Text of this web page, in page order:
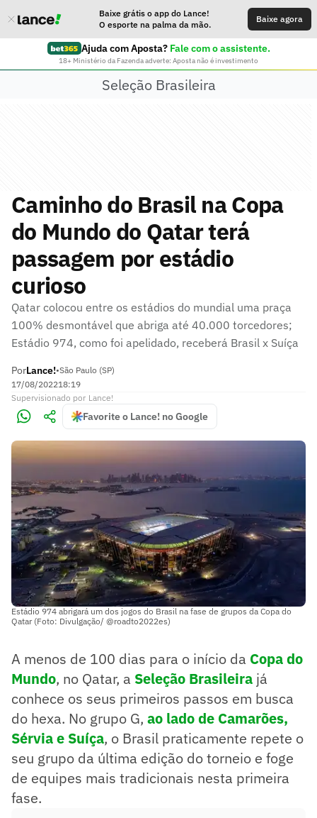
Baixe grátis o app do Lance!
O esporte na palma da mão.
Baixe agora
Ajuda com Aposta? Fale com o assistente.
18+ Ministério da Fazenda adverte: Aposta não é investimento
Seleção Brasileira
Caminho do Brasil na Copa
do Mundo do Qatar terá
passagem por estádio
curioso
Qatar colocou entre os estádios do mundial uma praça
100% desmontável que abriga até 40.000 torcedores;
Estádio 974, como foi apelidado, receberá Brasil x Suíça
PorLance!•São Paulo (SP)
17/08/202218:19
Supervisionado por Lance!
Favorite o Lance! no Google
Estádio 974 abrigará um dos jogos do Brasil na fase de grupos da Copa do
Qatar (Foto: Divulgação/ @roadto2022es)
A menos de 100 dias para o início da Copa do
Mundo, no Qatar, a Seleção Brasileira já
conhece os seus primeiros passos em busca
do hexa. No grupo G, ao lado de Camarões,
Sérvia e Suíça, o Brasil praticamente repete o
seu grupo da última edição do torneio e foge
de equipes mais tradicionais nesta primeira
fase.